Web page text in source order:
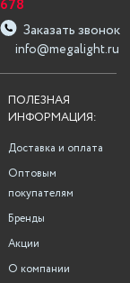
info@megalight.ru
678
Заказать звонок
ПОЛЕЗНАЯ
ИНФОРМАЦИЯ:
Доставка и оплата
Оптовым
покупателям
Бренды
Акции
О компании